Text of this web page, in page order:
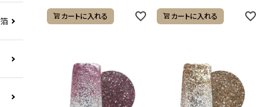
カートに入れる カートに入れる